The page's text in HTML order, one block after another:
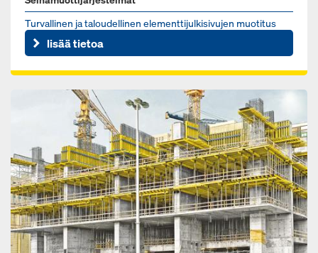
Tur­val­li­nen ja ta­lou­del­li­nen ele­ment­ti­jul­ki­si­vu­jen muo­ti­tus
lisää tietoa